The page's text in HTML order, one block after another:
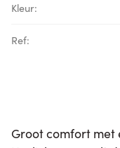
Kleur:
Ref:
Groot comfort met